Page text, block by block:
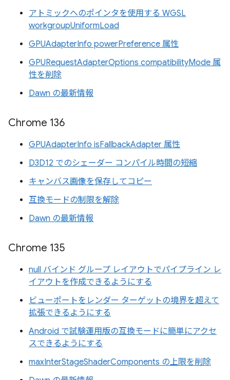
アトミックへのポインタを使用する WGSL
workgroupUniformLoad
GPUAdapterInfo powerPreference 属性
GPURequestAdapterOptions compatibilityMode 属
性を削除
Dawn の最新情報
Chrome 136
GPUAdapterInfo isFallbackAdapter 属性
D3D12 でのシェーダー コンパイル時間の短縮
キャンバス画像を保存してコピー
互換モードの制限を解除
Dawn の最新情報
Chrome 135
null バインド グループ レイアウトでパイプライン レ
イアウトを作成できるようにする
ビューポートをレンダー ターゲットの境界を超えて
拡張できるようにする
Android で試験運用版の互換モードに簡単にアクセ
スできるようにする
maxInterStageShaderComponents の上限を削除